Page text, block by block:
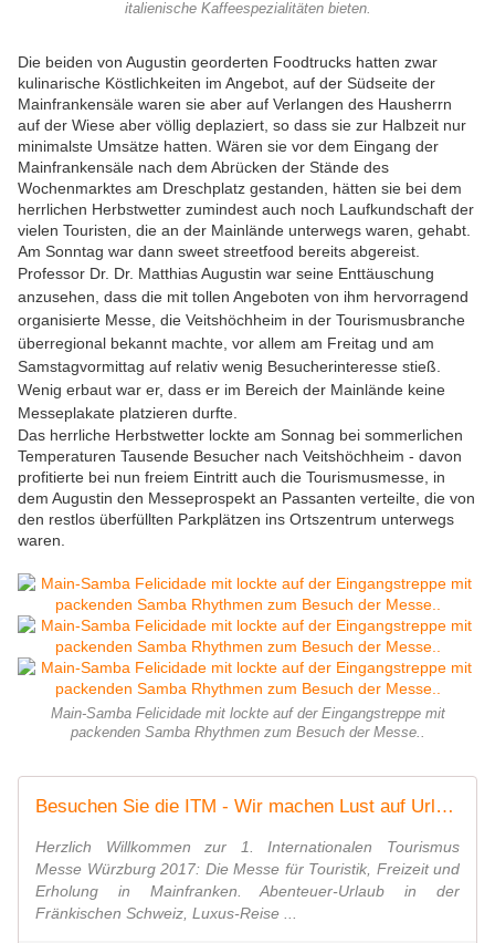
italienische Kaffeespezialitäten bieten.
Die beiden von Augustin georderten Foodtrucks hatten zwar
kulinarische Köstlichkeiten im Angebot, auf der Südseite der
Mainfrankensäle waren sie aber auf Verlangen des Hausherrn
auf der Wiese aber völlig deplaziert, so dass sie zur Halbzeit nur
minimalste Umsätze hatten. Wären sie vor dem Eingang der
Mainfrankensäle nach dem Abrücken der Stände des
Wochenmarktes am Dreschplatz gestanden, hätten sie bei dem
herrlichen Herbstwetter zumindest auch noch Laufkundschaft der
vielen Touristen, die an der Mainlände unterwegs waren, gehabt.
Am Sonntag war dann sweet streetfood bereits abgereist.
Professor Dr. Dr. Matthias Augustin war seine Enttäuschung
anzusehen, dass die mit tollen Angeboten von ihm hervorragend
organisierte Messe, die Veitshöchheim in der Tourismusbranche
überregional bekannt machte, vor allem am Freitag und am
Samstagvormittag auf relativ wenig Besucherinteresse stieß.
Wenig erbaut war er, dass er im Bereich der Mainlände keine
Messeplakate platzieren durfte.
Das herrliche Herbstwetter lockte am Sonnag bei sommerlichen
Temperaturen Tausende Besucher nach Veitshöchheim - davon
profitierte bei nun freiem Eintritt auch die Tourismusmesse, in
dem Augustin den Messeprospekt an Passanten verteilte, die von
den restlos überfüllten Parkplätzen ins Ortszentrum unterwegs
waren.
Main-Samba Felicidade mit lockte auf der Eingangstreppe mit
packenden Samba Rhythmen zum Besuch der Messe..
Besuchen Sie die ITM - Wir machen Lust auf Urlaub
Herzlich Willkommen zur 1. Internationalen Tourismus
Messe Würzburg 2017: Die Messe für Touristik, Freizeit und
Erholung in Mainfranken. Abenteuer-Urlaub in der
Fränkischen Schweiz, Luxus-Reise ...